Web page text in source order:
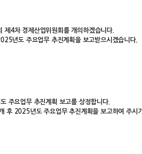
4차 경제산업위원회를 개의하겠습니다.
년도 주요업무 추진계획을 보고받으시겠습니다.
주요업무 추진계획 보고를 상정합니다.
후 2025년도 주요업무 추진계획을 보고하여 주시